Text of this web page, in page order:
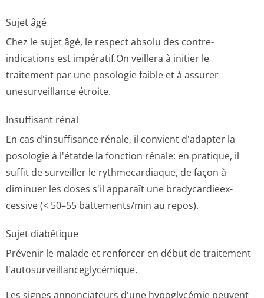
Sujet âgé
Chez le sujet âgé, le respect absolu des contre-
indications est impératif.On veillera à initier le
traitement par une posologie faible et à assurer
unesurveillance étroite.
Insuffisant rénal
En cas d'insuffisance rénale, il convient d'adapter la
posologie à l'étatde la fonction rénale: en pratique, il
suffit de surveiller le rythmecardiaque, de façon à
diminuer les doses s'il apparaît une bradycardieex­
cessive (< 50–55 battements/min au repos).
Sujet diabétique
Prévenir le malade et renforcer en début de traitement
l'autosurveillan­ceglycémique.
Les signes annonciateurs d'une hypoglycémie peuvent